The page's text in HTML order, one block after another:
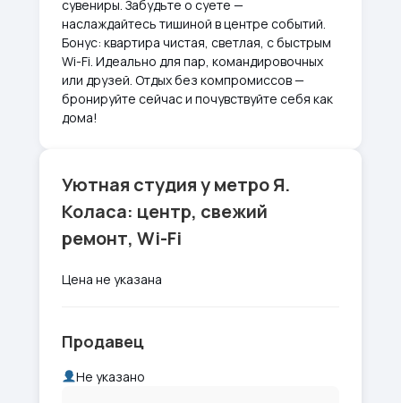
сувениры. Забудьте о суете —
наслаждайтесь тишиной в центре событий.
Бонус: квартира чистая, светлая, с быстрым
Wi-Fi. Идеально для пар, командировочных
или друзей. Отдых без компромиссов —
бронируйте сейчас и почувствуйте себя как
дома!
Уютная студия у метро Я.
Коласа: центр, свежий
ремонт, Wi-Fi
Цена не указана
Продавец
Не указано